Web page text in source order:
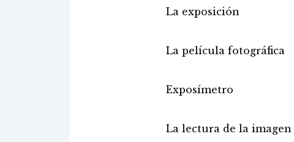
La exposición
La película fotográfica
Exposímetro
La lectura de la imagen